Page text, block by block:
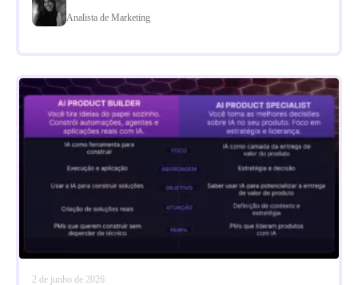
Analista de Marketing
2 de junho de 2026